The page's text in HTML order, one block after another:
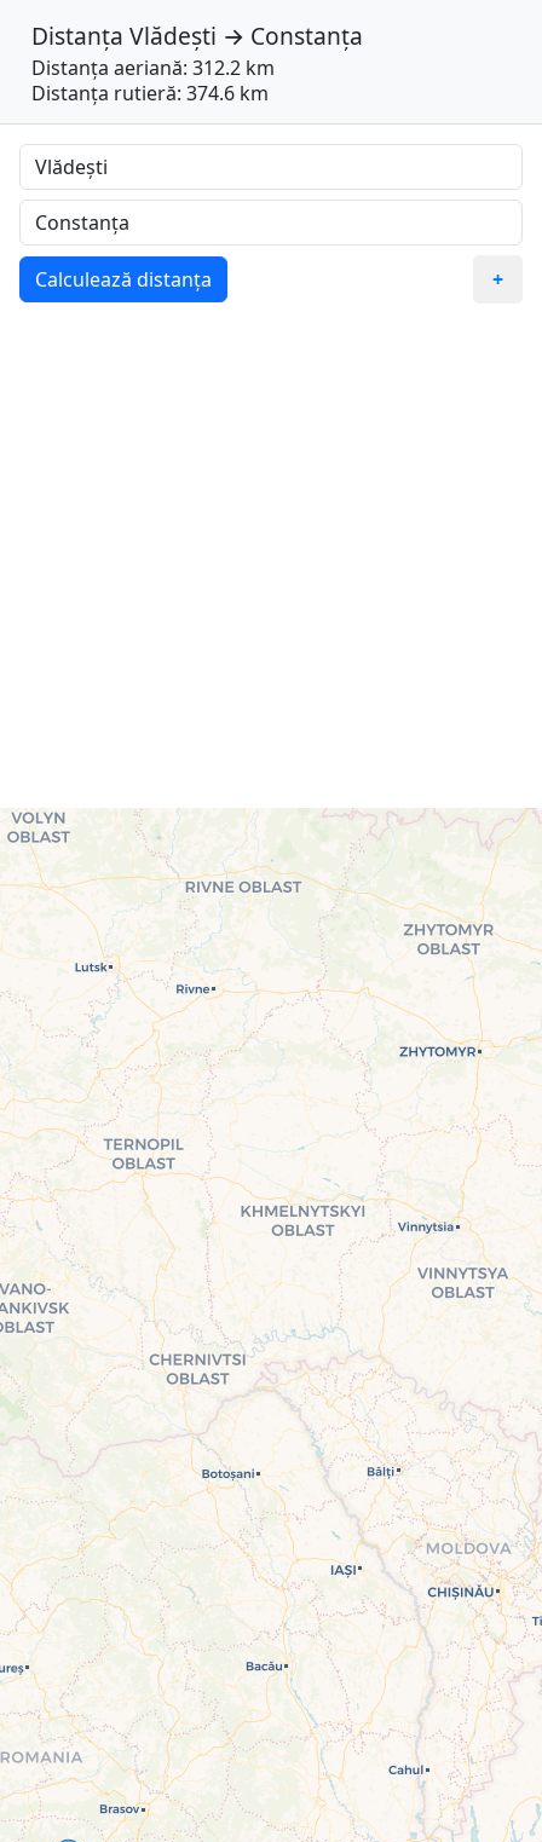
Distanța Vlădești → Constanța
Distanța aeriană: 312.2 km
Distanța rutieră: 374.6 km
Calculează distanța +